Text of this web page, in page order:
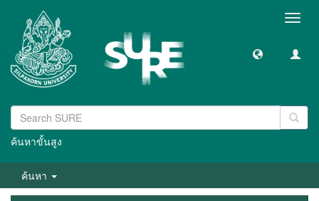
ค้นหาขั้นสูง
ค้นหา